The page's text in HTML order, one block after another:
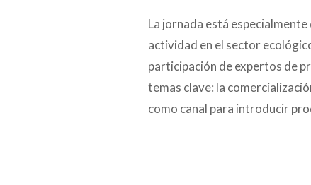
La jornada está
actividad en el sector
participación de expertos de
temas clave: la
como canal para introducir